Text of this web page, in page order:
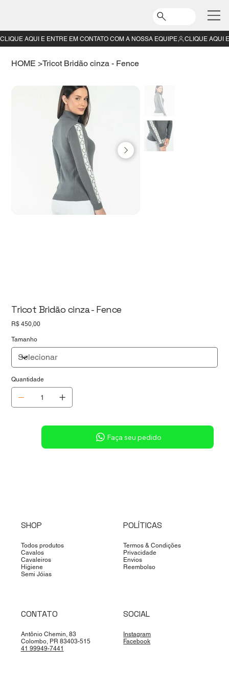
HOME >Tricot Bridão cinza - Fence
Tricot Bridão cinza - Fence
Preço
R$ 450,00
Tamanho
Quantidade
Sob consulta
Faça seu pedido
CLIQUE AQUI E ENTRE EM CONTATO COM A NOSSA EQUIPE
SHOP
Todos produtos
Cavalos
Cavaleiros
Higiene
Semi Jóias
POLÍTICAS
Termos & Condições
Privacidade
Envios
Reembolso
CONTATO
Antônio Chemin, 83
Colombo, PR 83403-515
41 99949-7441
SOCIAL
Instagram
Facebook